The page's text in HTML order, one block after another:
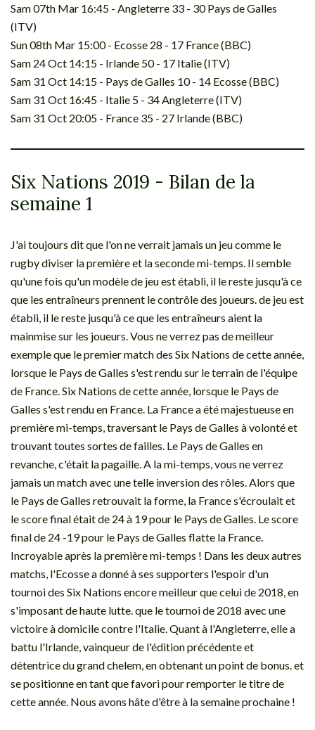
Sam 07th Mar 16:45 - Angleterre 33 - 30 Pays de Galles
(ITV)
Sun 08th Mar 15:00 - Ecosse 28 - 17 France (BBC)
Sam 24 Oct 14:15 - Irlande 50 - 17 Italie (ITV)
Sam 31 Oct 14:15 - Pays de Galles 10 - 14 Ecosse (BBC)
Sam 31 Oct 16:45 - Italie 5 - 34 Angleterre (ITV)
Sam 31 Oct 20:05 - France 35 - 27 Irlande (BBC)
Six Nations 2019 - Bilan de la
semaine 1
J'ai toujours dit que l'on ne verrait jamais un jeu comme le
rugby diviser la première et la seconde mi-temps. Il semble
qu'une fois qu'un modèle de jeu est établi, il le reste jusqu'à ce
que les entraîneurs prennent le contrôle des joueurs. de jeu est
établi, il le reste jusqu'à ce que les entraîneurs aient la
mainmise sur les joueurs. Vous ne verrez pas de meilleur
exemple que le premier match des Six Nations de cette année,
lorsque le Pays de Galles s'est rendu sur le terrain de l'équipe
de France. Six Nations de cette année, lorsque le Pays de
Galles s'est rendu en France. La France a été majestueuse en
première mi-temps, traversant le Pays de Galles à volonté et
trouvant toutes sortes de failles. Le Pays de Galles en
revanche, c'était la pagaille. A la mi-temps, vous ne verrez
jamais un match avec une telle inversion des rôles. Alors que
le Pays de Galles retrouvait la forme, la France s'écroulait et
le score final était de 24 à 19 pour le Pays de Galles. Le score
final de 24 -19 pour le Pays de Galles flatte la France.
Incroyable après la première mi-temps ! Dans les deux autres
matchs, l'Ecosse a donné à ses supporters l'espoir d'un
tournoi des Six Nations encore meilleur que celui de 2018, en
s'imposant de haute lutte. que le tournoi de 2018 avec une
victoire à domicile contre l'Italie. Quant à l'Angleterre, elle a
battu l'Irlande, vainqueur de l'édition précédente et
détentrice du grand chelem, en obtenant un point de bonus. et
se positionne en tant que favori pour remporter le titre de
cette année. Nous avons hâte d'être à la semaine prochaine !